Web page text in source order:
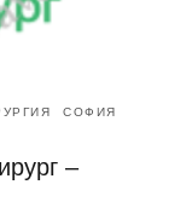
СОФИЯ
–